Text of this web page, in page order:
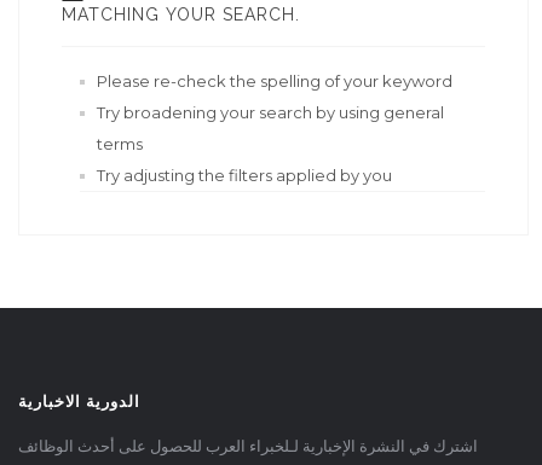
MATCHING YOUR SEARCH.
Please re-check the spelling of your keyword
Try broadening your search by using general
terms
Try adjusting the filters applied by you
الدورية الاخبارية
اشترك في النشرة الإخبارية لـلخبراء العرب للحصول على أحدث الوظائف